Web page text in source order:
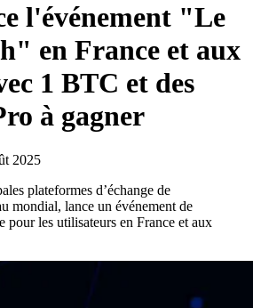
l'événement "Le
en France et aux
1 BTC et des
à gagner
2025
plateformes d’échange de
mondial, lance un événement de
pour les utilisateurs en France et aux